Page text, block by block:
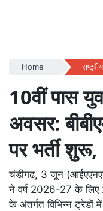
Home
10वीं पास
अवसर:
पर भर्ती
चंडीगढ़, 3 जून
ने वर्ष 2026-27 के लिए
के अंतर्गत विभिन्न ट्रेडों